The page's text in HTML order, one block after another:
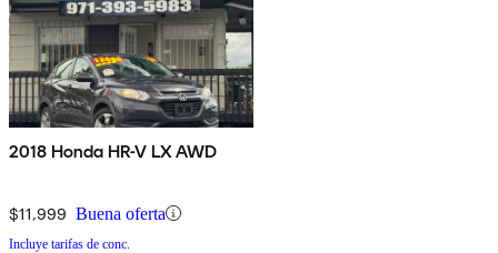
2018 Honda HR-V LX AWD
$11,999 Buena oferta
Incluye tarifas de conc.